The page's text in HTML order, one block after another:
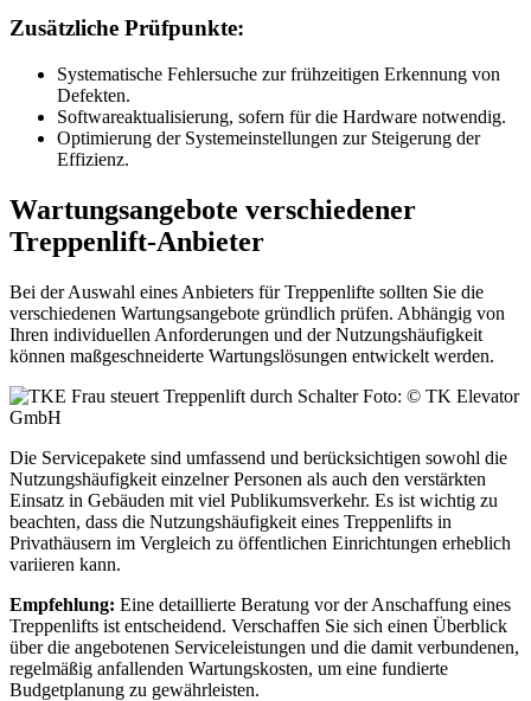
Zusätzliche Prüfpunkte:
Systematische Fehlersuche zur frühzeitigen Erkennung von
Defekten.
Softwareaktualisierung, sofern für die Hardware notwendig.
Optimierung der Systemeinstellungen zur Steigerung der
Effizienz.
Wartungsangebote verschiedener
Treppenlift-Anbieter
Bei der Auswahl eines Anbieters für Treppenlifte sollten Sie die
verschiedenen Wartungsangebote gründlich prüfen. Abhängig von
Ihren individuellen Anforderungen und der Nutzungshäufigkeit
können maßgeschneiderte Wartungslösungen entwickelt werden.
Foto: © TK Elevator
GmbH
Die Servicepakete sind umfassend und berücksichtigen sowohl die
Nutzungshäufigkeit einzelner Personen als auch den verstärkten
Einsatz in Gebäuden mit viel Publikumsverkehr. Es ist wichtig zu
beachten, dass die Nutzungshäufigkeit eines Treppenlifts in
Privathäusern im Vergleich zu öffentlichen Einrichtungen erheblich
variieren kann.
Empfehlung: Eine detaillierte Beratung vor der Anschaffung eines
Treppenlifts ist entscheidend. Verschaffen Sie sich einen Überblick
über die angebotenen Serviceleistungen und die damit verbundenen,
regelmäßig anfallenden Wartungskosten, um eine fundierte
Budgetplanung zu gewährleisten.